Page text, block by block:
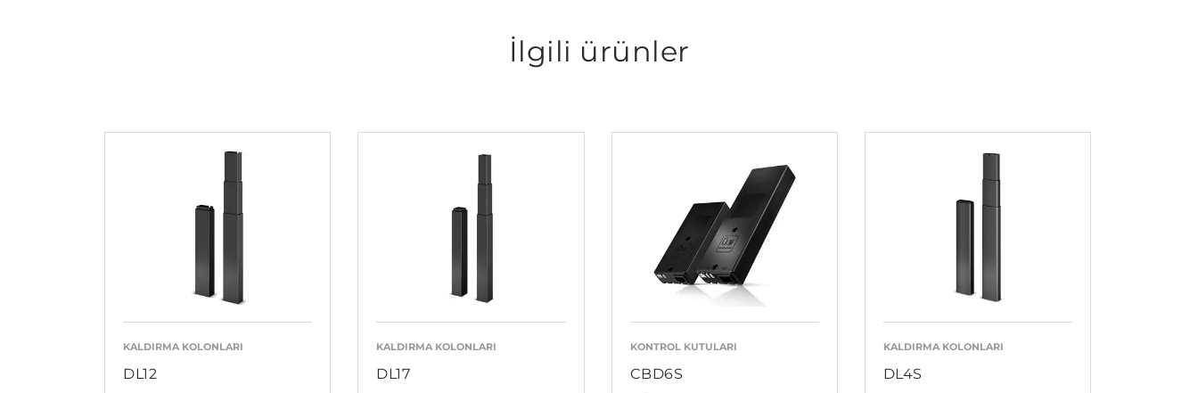
İlgili ürünler
KALDIRMA KOLONLARI
DL12
KALDIRMA KOLONLARI
DL17
KONTROL KUTULARI
CBD6S
KALDIRMA KOLONLARI
DL4S